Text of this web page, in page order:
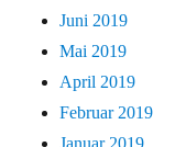
Juni 2019
Mai 2019
April 2019
Februar 2019
Januar 2019